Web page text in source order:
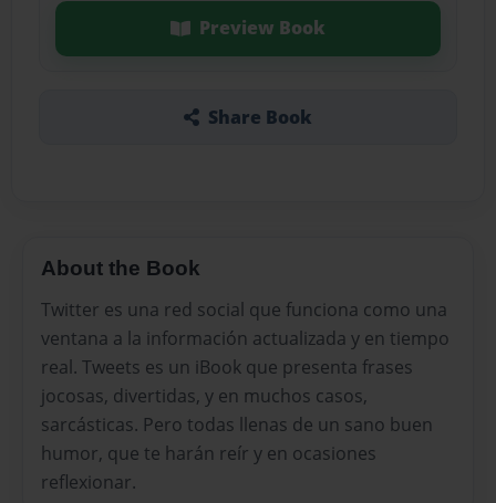
Preview Book
Share Book
About the Book
Twitter es una red social que funciona como una
ventana a la información actualizada y en tiempo
real. Tweets es un iBook que presenta frases
jocosas, divertidas, y en muchos casos,
sarcásticas. Pero todas llenas de un sano buen
humor, que te harán reír y en ocasiones
reflexionar.